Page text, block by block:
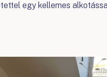
egy kellemes